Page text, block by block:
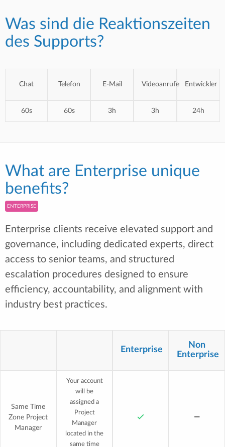
Was sind die Reaktionszeiten
des Supports?
Chat Telefon E-Mail Videoanrufe Entwickler
60s 60s 3h 3h 24h
What are Enterprise unique
benefits?
ENTERPRISE
Enterprise clients receive elevated support and
governance, including dedicated experts, direct
access to senior teams, and structured
escalation procedures designed to ensure
efficiency, accountability, and alignment with
industry best practices.
Enterprise
Non
Enterprise
Same Time
Zone Project
Manager
Your account
will be
assigned a
Project
Manager
located in the
same time